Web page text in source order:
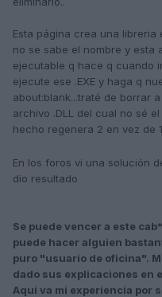
Esta página crea una libreria
no se sabe el nombre y esta
ejecutable q hace q cuando
ejecute ese .EXE y haga q
about:blank...traté de borrar
archivo .DLL del cual no sé
hecho regenera 2 en vez de 1
En los foros vi una solución
dio resultado
Se puede vencer a este
puede hacer alguien
puro "usuario de oficina".
dado sus explicaciones en
Aqui va mi experiencia por